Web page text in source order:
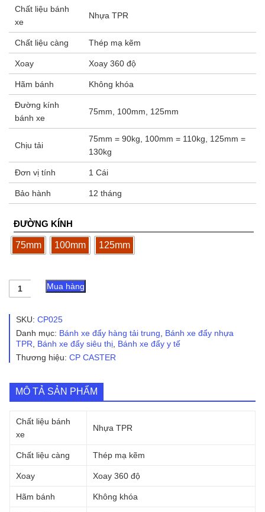
Chất liệu bánh
xe
Nhựa TPR
Chất liệu càng Thép mạ kẽm
Xoay Xoay 360 độ
Hãm bánh Không khóa
Đường kính
bánh xe
75mm, 100mm, 125mm
Chịu tải
75mm = 90kg, 100mm = 110kg, 125mm =
130kg
Đơn vị tính 1 Cái
Bảo hành 12 tháng
ĐƯỜNG KÍNH
75mm 100mm 125mm
Bánh
xe
nhựa
CP025
xoay
360
Mua hàng
SKU: CP025
Danh mục: Bánh xe đẩy hàng tải trung, Bánh xe đẩy nhựa
TPR, Bánh xe đẩy siêu thị, Bánh xe đẩy y tế
Thương hiệu: CP CASTER
MÔ TẢ SẢN PHẨM
Chất liệu bánh
xe
Nhựa TPR
Chất liệu càng Thép mạ kẽm
Xoay Xoay 360 độ
Hãm bánh Không khóa